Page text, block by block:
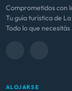
Comprometidos con
Tu guía turística de
Todo lo que
ALOJARSE